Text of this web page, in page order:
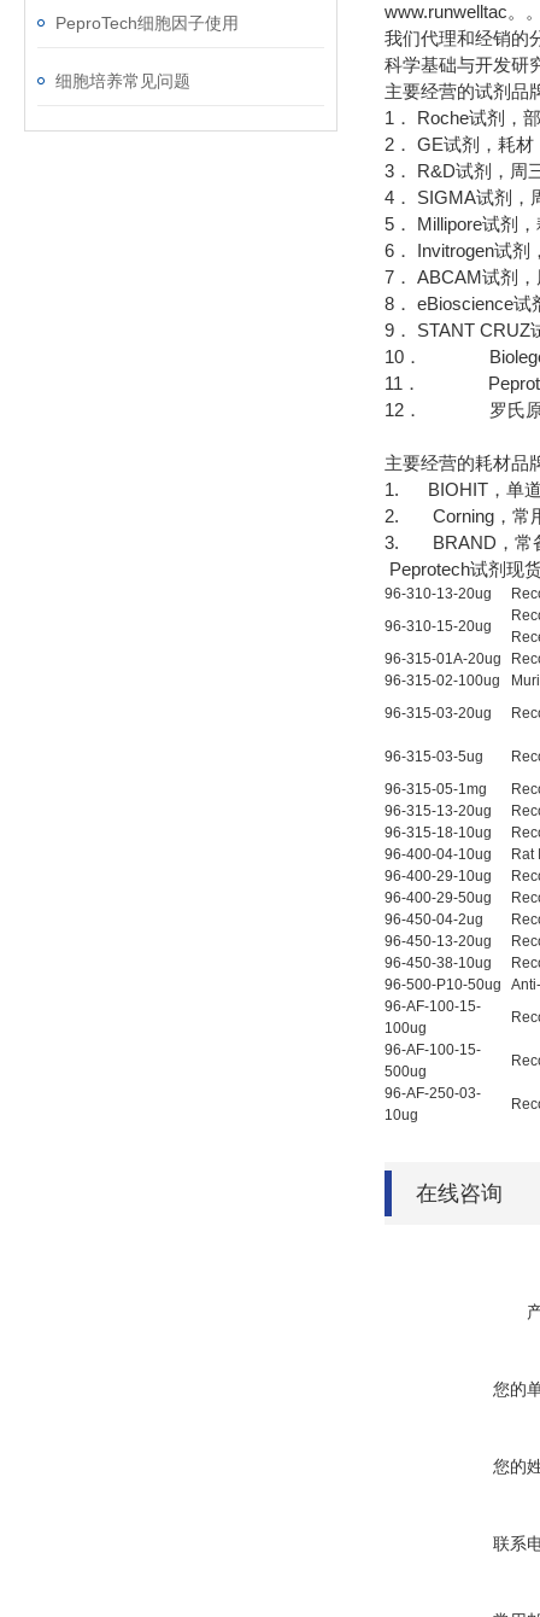
PeproTech细胞因子使用
细胞培养常见问题
www.runwelltac。
我们代理和经销的
科学基础与开发研
主要经营的试剂品
1． Roche试剂，
2． GE试剂，耗
3． R&D试剂，周
4． SIGMA试剂，
5． Millipore试剂
6． Invitrogen试剂
7． ABCAM试剂
8． eBioscience试
9． STANT CRUZ
10． Biolegend
11． Peprotech
12． 罗氏原料
主要经营的耗材品
1. BIOHIT，单道
2. Corning，常
3. BRAND，常
Peprotech试剂现
96-310-13-20ug
96-310-15-20ug
96-315-01A-20ug
96-315-02-100ug
96-315-03-20ug
96-315-03-5ug
96-315-05-1mg
96-315-13-20ug
96-315-18-10ug
96-400-04-10ug
Rat
96-400-29-10ug
96-400-29-50ug
96-450-04-2ug
96-450-13-20ug
96-450-38-10ug
96-500-P10-50ug
96-AF-100-15-
100ug
96-AF-100-15-
500ug
96-AF-250-03-
10ug
在线咨询
您的
您的
联系